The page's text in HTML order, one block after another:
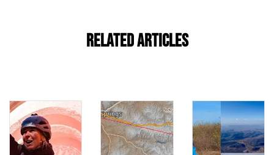
Related Articles